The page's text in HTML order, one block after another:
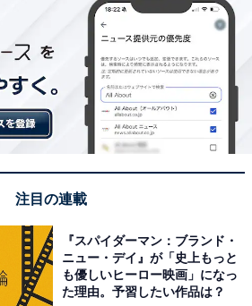
6位までの全ランキング結果を見
注目の連載
『スパイダーマン：ブランド・
ニュー・デイ』が「史上もっと
も優しいヒーロー映画」になっ
た理由。予習したい作品は？